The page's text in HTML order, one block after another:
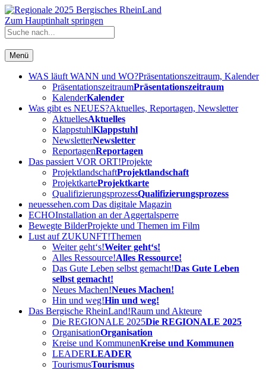
Zum Hauptinhalt springen
Menü
WAS läuft WANN und WO?Präsentationszeitraum, Kalender
PräsentationszeitraumPräsentationszeitraum
KalenderKalender
Was gibt es NEUES?Aktuelles, Reportagen, Newsletter
AktuellesAktuelles
KlappstuhlKlappstuhl
NewsletterNewsletter
ReportagenReportagen
Das passiert VOR ORT!Projekte
ProjektlandschaftProjektlandschaft
ProjektkarteProjektkarte
QualifizierungsprozessQualifizierungsprozess
neuessehen.com Das digitale Magazin
ECHOInstallation an der Aggertalsperre
Bewegte BilderProjekte und Themen im Film
Lust auf ZUKUNFT!Themen
Weiter geht‘s!Weiter geht‘s!
Alles Ressource!Alles Ressource!
Das Gute Leben selbst gemacht!Das Gute Leben
selbst gemacht!
Neues Machen!Neues Machen!
Hin und weg!Hin und weg!
Das Bergische RheinLand!Raum und Akteure
Die REGIONALE 2025Die REGIONALE 2025
OrganisationOrganisation
Kreise und KommunenKreise und Kommunen
LEADERLEADER
TourismusTourismus